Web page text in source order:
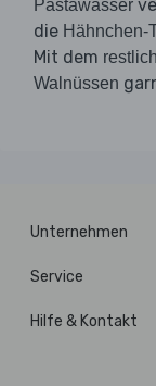
Pastawasser
die Hähnchen-
Mit dem
Walnüssen
Unternehmen
Service
Hilfe & Kontakt